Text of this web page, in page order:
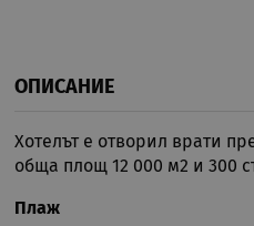
ОПИСАНИЕ
Хотелът е отворил врати
обща площ 12 000 м2 и 300
Плаж